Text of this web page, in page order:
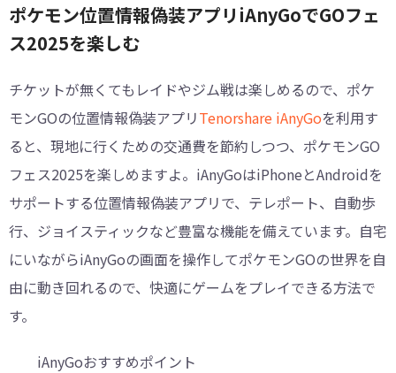
ポケモン位置情報偽装アプリiAnyGoでGOフェ
ス2025を楽しむ
チケットが無くてもレイドやジム戦は楽しめるので、ポケ
モンGOの位置情報偽装アプリTenorshare iAnyGoを利用す
ると、現地に行くための交通費を節約しつつ、ポケモンGO
フェス2025を楽しめますよ。iAnyGoはiPhoneとAndroidを
サポートする位置情報偽装アプリで、テレポート、自動歩
行、ジョイスティックなど豊富な機能を備えています。自宅
にいながらiAnyGoの画面を操作してポケモンGOの世界を自
由に動き回れるので、快適にゲームをプレイできる方法で
す。
iAnyGoおすすめポイント